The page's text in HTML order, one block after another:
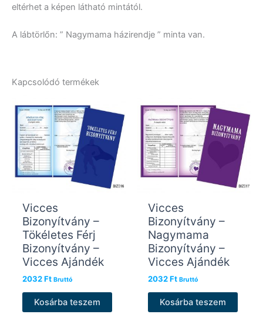
eltérhet a képen látható mintától.
A lábtörlőn: ” Nagymama házirendje ” minta van.
Kapcsolódó termékek
Vicces
Bizonyítvány –
Tökéletes Férj
Bizonyítvány –
Vicces Ajándék
2032Ft Bruttó
Kosárba teszem
Vicces
Bizonyítvány –
Nagymama
Bizonyítvány –
Vicces Ajándék
2032Ft Bruttó
Kosárba teszem